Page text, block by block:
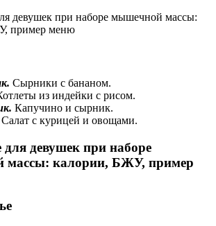
Сырники с бананом.
из индейки с рисом.
Капучино и сырник.
Салат с курицей и овощами.